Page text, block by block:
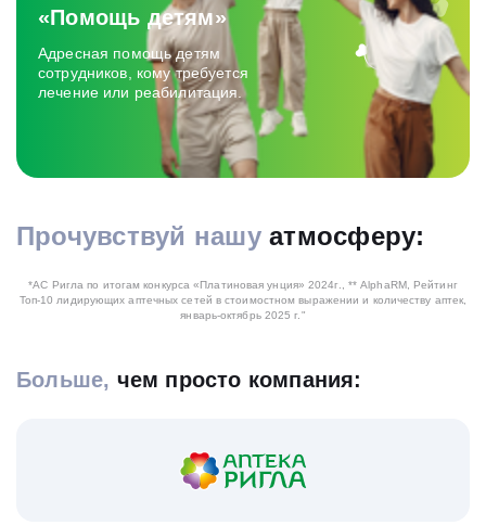
«Помощь детям»
Адресная помощь детям
сотрудников, кому требуется
лечение или реабилитация.
Прочувствуй нашуатмосферу:
Cмотреть видео
*АС Ригла по итогам конкурса «Платиновая унция» 2024г., ** AlphaRM, Рейтинг
Топ-10 лидирующих аптечных сетей в стоимостном выражении и количеству аптек,
январь-октябрь 2025 г."
Больше, чем просто компания: